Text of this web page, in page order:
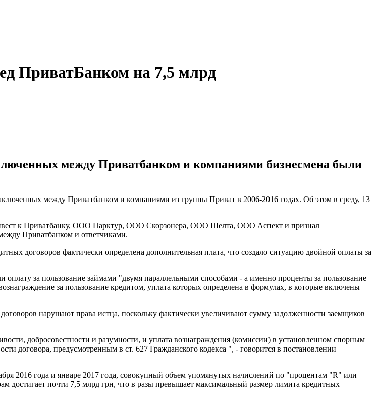
ПриватБанком на 7,5 млрд
между Приватбанком и компаниями бизнесмена были
между Приватбанком и компаниями из группы Приват в 2006-2016 годах. Об этом в среду, 13
к Приватбанку, ООО Парктур, ООО Скорзонера, ООО Шелта, ООО Аспект и признал
Приватбанком и ответчиками.
договоров фактически определена дополнительная плата, что создало ситуацию двойной оплаты за
за пользование займами "двумя параллельными способами - а именно проценты за пользование
за пользование кредитом, уплата которых определена в формулах, в которые включены
нарушают права истца, поскольку фактически увеличивают сумму задолженности заемщиков
добросовестности и разумности, и уплата вознаграждения (комиссии) в установленном спорным
договора, предусмотренным в ст. 627 Гражданского кодекса ", - говорится в постановлении
2016 года и январе 2017 года, совокупный объем упомянутых начислений по "процентам "R" или
достигает почти 7,5 млрд грн, что в разы превышает максимальный размер лимита кредитных